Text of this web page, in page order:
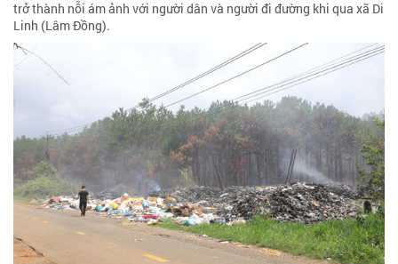
Xung quanh việc xây nhà ở trên đất tín
ngưỡng